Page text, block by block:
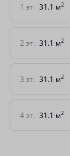
1 эт. 31.1 м2
2 эт. 31.1 м2
3 эт. 31.1 м2
4 эт. 31.1 м2